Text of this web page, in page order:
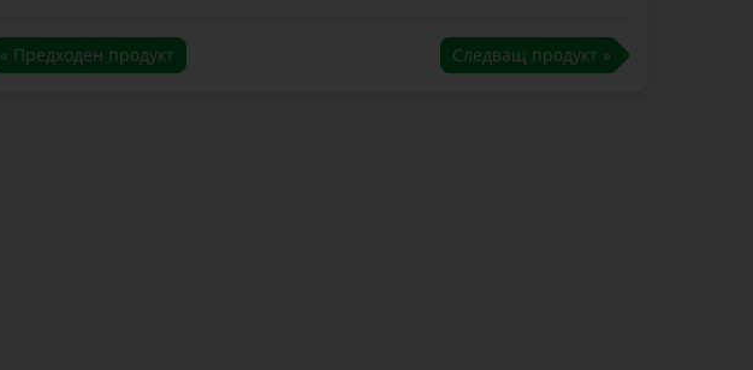
« Предходен продукт Следващ продукт »